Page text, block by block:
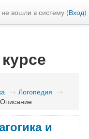
вошли в систему (Вход)
→ Логопедия →
Описание
и